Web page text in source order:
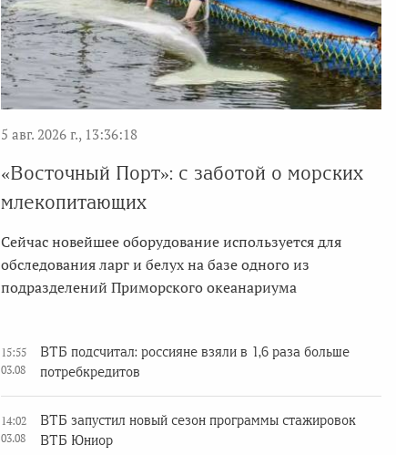
5 авг. 2026 г., 13:36:18
«Восточный Порт»: с заботой о морских
млекопитающих
Сейчас новейшее оборудование используется для
обследования ларг и белух на базе одного из
подразделений Приморского океанариума
15:55
03.08
ВТБ подсчитал: россияне взяли в 1,6 раза больше
потребкредитов
14:02
03.08
ВТБ запустил новый сезон программы стажировок
ВТБ Юниор